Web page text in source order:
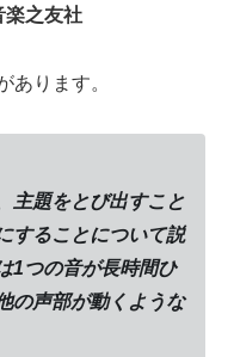
之友社
あります。
主題をとび出すこと
することについて説
1つの音が長時間ひ
の声部が動くような